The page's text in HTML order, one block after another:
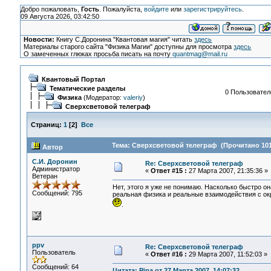
Добро пожаловать, Гость. Пожалуйста, войдитеили зарегистрируйтесь.
09 Августа 2026, 03:42:50
Новости: Книгу С.Доронина "Квантовая магия" читатьздесь
Материалы старого сайта "Физика Магии" доступны для просмотраздесь
О замеченных глюках просьба писать на почтуquantmag@mail.ru
Квантовый Портал
Тематические разделы
Физика(Модератор: valeriy)
Сверхсветовой телеграф
0
Страниц: 1 [2] Все
Автор Тема: Сверхсветовой телеграф (Прочитано
С.И. Доронин
Администратор
Ветеран
Сообщений: 795
Re: Сверхсветовой телеграф
« Ответ #15 : 27 Марта 2007, 21:35:36 »
Нет, этого я уже не понимаю. Насколько быстро
реальная физика и реальные взаимодействия с
.
ppv
Пользователь
Сообщений: 64
Re: Сверхсветовой телеграф
« Ответ #16 : 29 Марта 2007, 11:52:03 »